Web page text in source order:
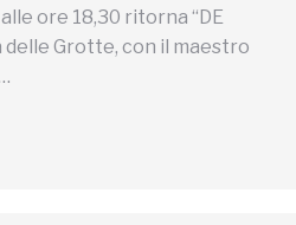
ore 18,30 ritorna “DE
delle Grotte, con il maestro